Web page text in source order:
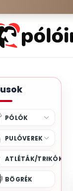
PÓLÓK
PULÓVEREK
ATLÉTÁK/TRIKÓK
BÖGRÉK